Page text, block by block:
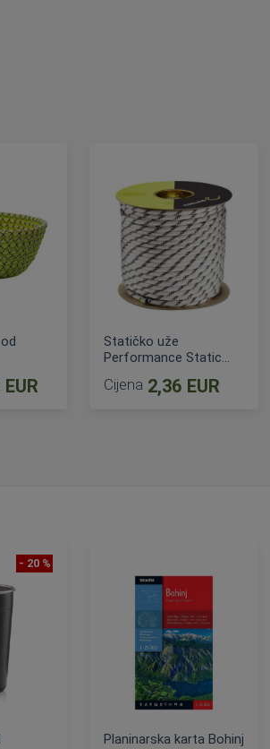
Statičko uže
Performance Static
Cijena 2,36 EUR
- 20 %
Planinarska karta Bohinj